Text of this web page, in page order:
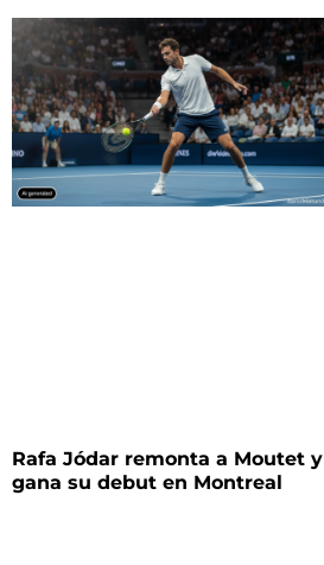
Rafa Jódar remonta a Moutet y
gana su debut en Montreal